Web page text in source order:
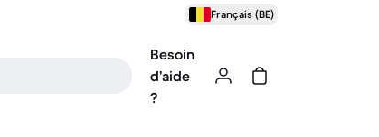
Français (BE)
Besoin
d’aide
?